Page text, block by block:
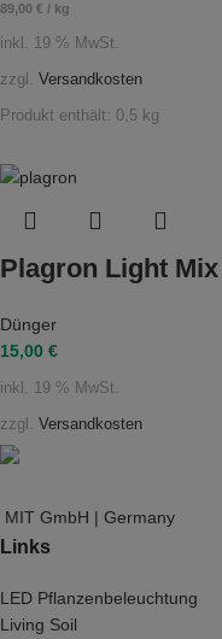
89,00 € / kg
inkl. 19 % MwSt.
zzgl. Versandkosten
Produkt enthält: 0,5 kg
Plagron Light
Dünger
15,00 €
inkl. 19 % MwSt.
zzgl. Versandkosten
MIT GmbH | Germany
Links
LED Pflanzenbeleuchtung
Living Soil